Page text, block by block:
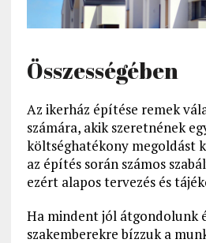
Összességében
Az ikerház építése remek
számára, akik szeretnének
költséghatékony megoldást
az építés során számos
ezért alapos tervezés és
Ha mindent jól átgondolunk
szakemberekre bízzuk a